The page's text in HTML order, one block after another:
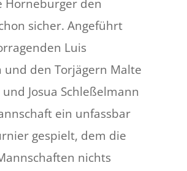
Horneburger den
sicher. Angeführt
Luis
und den Torjägern Malte
Josua Schleßelmann
ein unfassbar
gespielt, dem die
nichts